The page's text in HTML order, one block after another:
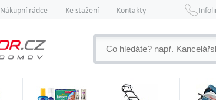
Nákupní rádce Ke stažení Kontakty